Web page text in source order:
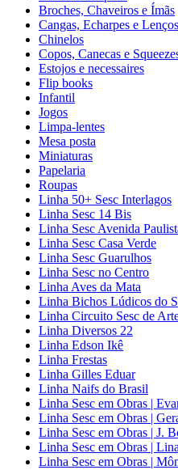
Broches, Chaveiros e Ímãs
Cangas, Echarpes e Lenços
Chinelos
Copos, Canecas e
Estojos e necessaires
Flip books
Infantil
Jogos
Limpa-lentes
Mesa posta
Miniaturas
Papelaria
Roupas
Linha 50+ Sesc Interlagos
Linha Sesc 14 Bis
Linha Sesc Avenida
Linha Sesc Casa Verde
Linha Sesc Guarulhos
Linha Sesc no Centro
Linha Aves da Mata
Linha Bichos Lúdicos do
Linha Circuito Sesc de
Linha Diversos 22
Linha Edson Ikê
Linha Frestas
Linha Gilles Eduar
Linha Naifs do Brasil
Linha Sesc em Obras |
Linha Sesc em Obras |
Linha Sesc em Obras | J.
Linha Sesc em Obras |
Linha Sesc em Obras |